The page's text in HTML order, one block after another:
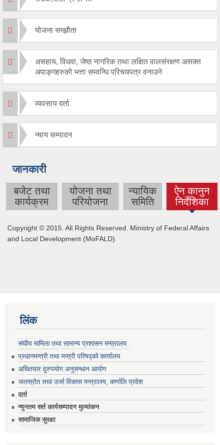
योजना सम्झौता
असहाय, विधवा, जेष्ठ नागरिक तथा लक्षित वालसंरक्षण असक्त
अपाङ्गहरुको भत्ता सम्वन्धि परिचयपत्र वनाउने
व्यवसाय दर्ता
न्याय सम्पादन
जानकारी
बजेट तथा
कार्यक्रम
योजना तथा
परियोजना
न्यायिक
समिति
ऐन कानुन
निर्देशिका
(active
tab)
Copyright © 2015. All Rights Reserved. Ministry of Federal Affairs
and Local Development (MoFALD).
लिंक
संघीय मामिला तथा सामान्य प्रशासन मन्त्रालय
प्रधानमन्त्री तथा मन्त्री परिषद्को कार्यालय
अख्तियार दुरुपयोग अनुसन्धान आयोग
जलस्रोत तथा उर्जा विकास मन्त्रालय, कर्णालि प्रदेश
दर्ता
न्युनतम सर्त कार्यसम्पादन मुल्यांकन
सामाजिक सुरक्षा